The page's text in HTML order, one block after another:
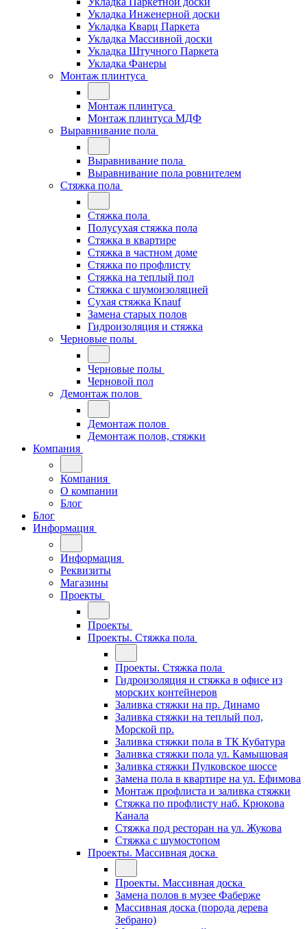
Укладка Инженерной доски
Укладка Кварц Паркета
Укладка Массивной доски
Укладка Штучного Паркета
Укладка Фанеры
Монтаж плинтуса
Монтаж плинтуса
Монтаж плинтуса МДФ
Выравнивание пола
Выравнивание пола
Выравнивание пола ровнителем
Стяжка пола
Стяжка пола
Полусухая стяжка пола
Стяжка в квартире
Стяжка в частном доме
Стяжка по профлисту
Стяжка на теплый пол
Стяжка с шумоизоляцией
Сухая стяжка Knauf
Замена старых полов
Гидроизоляция и стяжка
Черновые полы
Черновые полы
Черновой пол
Демонтаж полов
Демонтаж полов
Демонтаж полов, стяжки
Компания
Компания
О компании
Блог
Блог
Информация
Информация
Реквизиты
Магазины
Проекты
Проекты
Проекты. Стяжка пола
Проекты. Стяжка пола
Гидроизоляция и стяжка в офисе из
морских контейнеров
Заливка стяжки на пр. Динамо
Заливка стяжки на теплый пол,
Морской пр.
Заливка стяжки пола в ТК Кубатура
Заливка стяжки пола ул. Камышовая
Заливка стяжки Пулковское шоссе
Замена пола в квартире на ул. Ефимова
Монтаж профлиста и заливка стяжки
Стяжка по профлисту наб. Крюкова
Канала
Стяжка под ресторан на ул. Жукова
Стяжка с шумостопом
Проекты. Массивная доска
Проекты. Массивная доска
Замена полов в музее Фаберже
Массивная доска (порода дерева
Зебрано)